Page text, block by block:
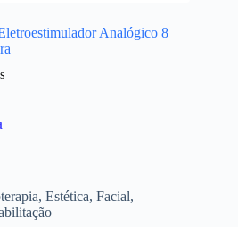
Analógico 8
, Estética, Facial,